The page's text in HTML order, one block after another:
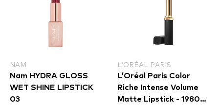
NAM
Nam HYDRA GLOSS
WET SHINE LIPSTICK
03
L’ORÉAL PARIS
L’Oréal Paris Color
Riche Intense Volume
Matte Lipstick - 1980